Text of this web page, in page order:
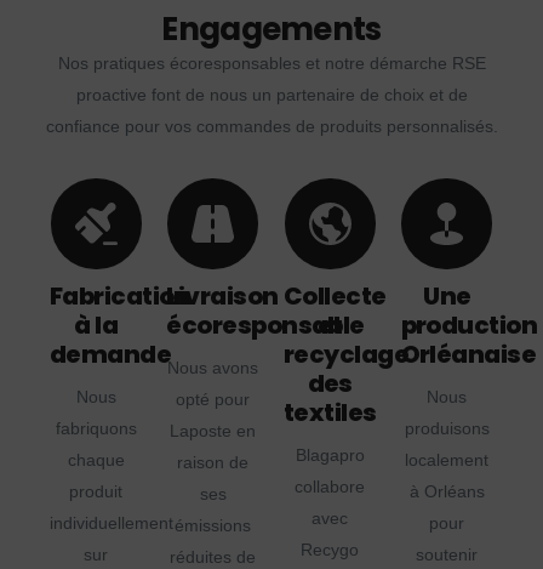
Engagements
Nos pratiques écoresponsables et notre démarche RSE
proactive font de nous un partenaire de choix et de
confiance pour vos commandes de produits personnalisés.
Fabrication
à la
demande
Nous
fabriquons
chaque
produit
individuellement
sur
Livraison
écoresponsable
Nous avons
opté pour
Laposte en
raison de
ses
émissions
réduites de
Collecte
et
recyclage
des
textiles
Blagapro
collabore
avec
Recygo
Une
production
Orléanaise
Nous
produisons
localement
à Orléans
pour
soutenir